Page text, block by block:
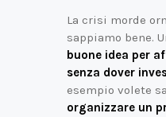
La crisi morde
sappiamo bene.
buone idea per
senza dover
esempio volete
organizzare un